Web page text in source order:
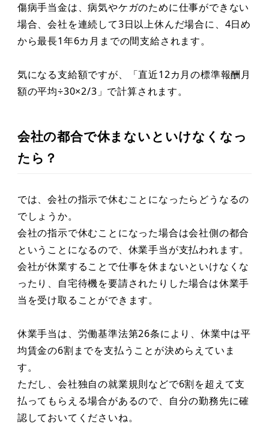
傷病手当金は、病気やケガのために仕事ができない
場合、会社を連続して3日以上休んだ場合に、4日め
から最長1年6カ月までの間支給されます。
気になる支給額ですが、「直近12カ月の標準報酬月
額の平均÷30×2/3」で計算されます。
会社の都合で休まないといけなくなっ
たら？
では、会社の指示で休むことになったらどうなるの
でしょうか。
会社の指示で休むことになった場合は会社側の都合
ということになるので、休業手当が支払われます。
会社が休業することで仕事を休まないといけなくな
ったり、自宅待機を要請されたりした場合は休業手
当を受け取ることができます。
休業手当は、労働基準法第26条により、休業中は平
均賃金の6割までを支払うことが決めらえていま
す。
ただし、会社独自の就業規則などで6割を超えて支
払ってもらえる場合があるので、自分の勤務先に確
認しておいてくださいね。